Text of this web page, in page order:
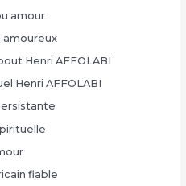
amour
amoureux
Henri AFFOLABI
Henri AFFOLABI
fiable